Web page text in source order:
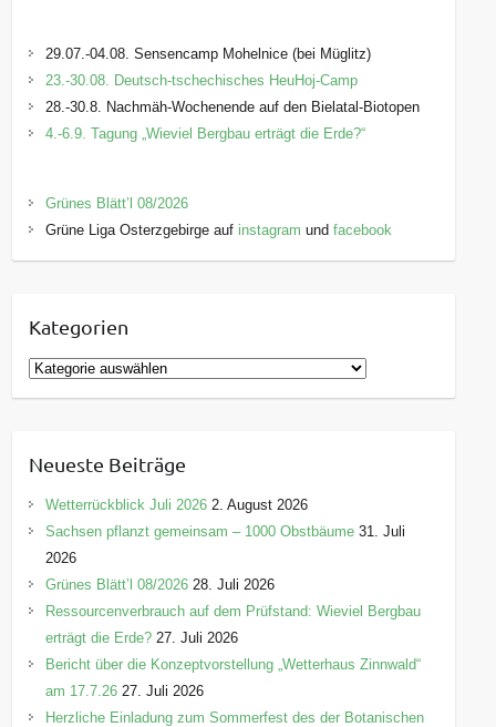
29.07.-04.08. Sensencamp Mohelnice (bei Müglitz)
23.-30.08. Deutsch-tschechisches HeuHoj-Camp
28.-30.8. Nachmäh-Wochenende auf den Bielatal-Biotopen
4.-6.9. Tagung „Wieviel Bergbau erträgt die Erde?“
Grünes Blätt’l 08/2026
Grüne Liga Osterzgebirge auf instagram undfacebook
Kategorien
K
a
g
o
r
e
n
Neueste Beiträge
Wetterrückblick Juli 2026 2. August 2026
Sachsen pflanzt gemeinsam – 1000 Obstbäume 31. Juli
2026
Grünes Blätt’l 08/2026 28. Juli 2026
Ressourcenverbrauch auf dem Prüfstand: Wieviel Bergbau
erträgt die Erde? 27. Juli 2026
Bericht über die Konzeptvorstellung „Wetterhaus Zinnwald“
am 17.7.26 27. Juli 2026
Herzliche Einladung zum Sommerfest des der Botanischen